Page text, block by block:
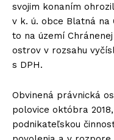
svojim konaním
v k. ú. obce Blatná na
to na území
ostrov v rozsahu
s DPH.
Obvinená právnická
polovice októbra
podnikateľskou